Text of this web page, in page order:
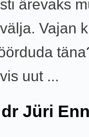
ärevaks
Vajan
uut ...
Jüri